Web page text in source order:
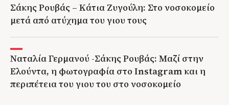
Σάκης Ρουβάς – Κάτια Ζυγούλη: Στο νοσοκομείο
μετά από ατύχημα του γιου τους
Ναταλία Γερμανού -Σάκης Ρουβάς: Μαζί στην
Ελούντα, η φωτογραφία στο Instagram και η
περιπέτεια του γιου του στο νοσοκομείο